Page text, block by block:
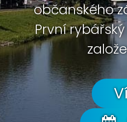
občanského
První